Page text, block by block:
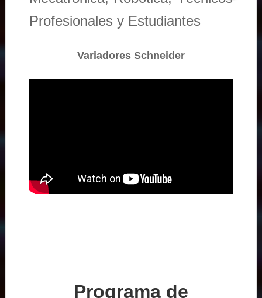
Profesionales y Estudiantes
Variadores Schneider
Programa de